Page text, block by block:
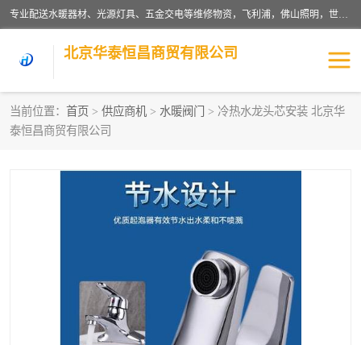
专业配送水暖器材、光源灯具、五金交电等维修物资，飞利浦，佛山照明，世达，博世，九牧，特陶等各产品涉及国内外知名品牌。公司专注与物业、学校、酒店、工厂等单位合作，提供一站式配送服务，降低客户综合成本。依托电子商务改变传统模式，以专业的团队为客户提供24H物资配送到达，货到月结、统一开票，便捷退换等服务，提高了企业的运营效率。
北京华泰恒昌商贸有限公司
当前位置： 首页 > 供应商机 > 水暖阀门
> 冷热水龙头芯安装 北京华
泰恒昌商贸有限公司
水暖阀门
涂料辅材